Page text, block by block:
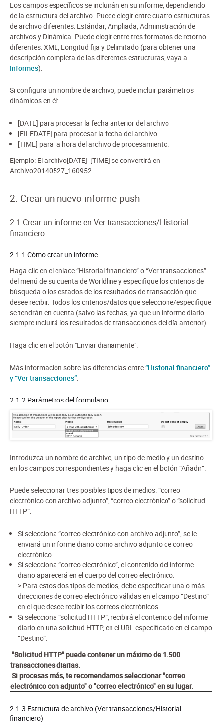
Los campos específicos se incluirán en su informe, dependiendo
de la estructura del archivo. Puede elegir entre cuatro estructuras
de archivo diferentes: Estándar, Ampliada, Administración de
archivos y Dinámica. Puede elegir entre tres formatos de retorno
diferentes: XML, Longitud fija y Delimitado (para obtener una
descripción completa de las diferentes estructuras, vaya a
Informes).
Si configura un nombre de archivo, puede incluir parámetros
dinámicos en él:
[DATE] para procesar la fecha anterior del archivo
[FILEDATE] para procesar la fecha del archivo
[TIME] para la hora del archivo de procesamiento.
Ejemplo: El archivo[DATE]_[TIME] se convertirá en
Archivo20140527_160952
2. Crear un nuevo informe push
2.1 Crear un informe en Ver transacciones/Historial
financiero
2.1.1 Cómo crear un informe
Haga clic en el enlace “Historial financiero” o “Ver transacciones”
del menú de su cuenta de Worldline y especifique los criterios de
búsqueda o los estados de los resultados de transacción que
desee recibir. Todos los criterios/datos que seleccione/especifique
se tendrán en cuenta (salvo las fechas, ya que un informe diario
siempre incluirá los resultados de transacciones del día anterior).
Haga clic en el botón "Enviar diariamente".
Más información sobre las diferencias entre“Historial financiero”
y “Ver transacciones”.
2.1.2 Parámetros del formulario
Introduzca un nombre de archivo, un tipo de medio y un destino
en los campos correspondientes y haga clic en el botón “Añadir”.
Puede seleccionar tres posibles tipos de medios: “correo
electrónico con archivo adjunto”, “correo electrónico” o “solicitud
HTTP”:
Si selecciona “correo electrónico con archivo adjunto”, se le
enviará un informe diario como archivo adjunto de correo
electrónico.
Si selecciona “correo electrónico”, el contenido del informe
diario aparecerá en el cuerpo del correo electrónico.
> Para estos dos tipos de medios, debe especificar una o más
direcciones de correo electrónico válidas en el campo “Destino”
en el que desee recibir los correos electrónicos.
Si selecciona “solicitud HTTP”, recibirá el contenido del informe
diario en una solicitud HTTP, en el URL especificado en el campo
“Destino”.
"Solicitud HTTP" puede contener un máximo de 1.500
transacciones diarias.
Si procesas más, te recomendamos seleccionar "correo
electrónico con adjunto" o "correo electrónico" en su lugar.
2.1.3 Estructura de archivo (Ver transacciones/Historial
financiero)